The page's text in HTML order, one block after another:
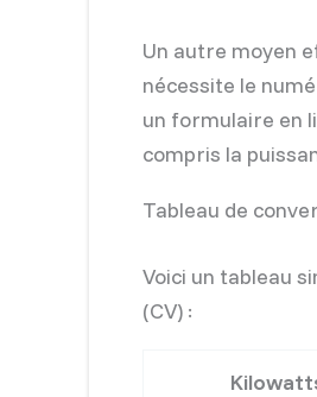
Un autre moyen
nécessite le
un formulaire en
compris la
Tableau de
Voici un tableau
(CV) :